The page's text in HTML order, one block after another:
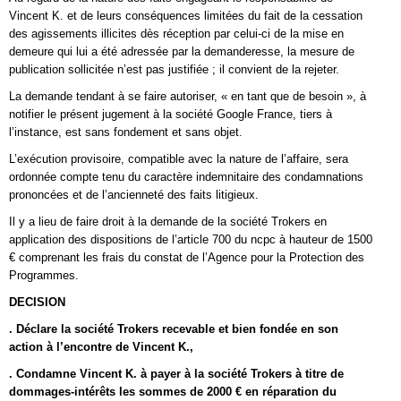
Vincent K. et de leurs conséquences limitées du fait de la cessation
des agissements illicites dès réception par celui-ci de la mise en
demeure qui lui a été adressée par la demanderesse, la mesure de
publication sollicitée n’est pas justifiée ; il convient de la rejeter.
La demande tendant à se faire autoriser, « en tant que de besoin », à
notifier le présent jugement à la société Google France, tiers à
l’instance, est sans fondement et sans objet.
L’exécution provisoire, compatible avec la nature de l’affaire, sera
ordonnée compte tenu du caractère indemnitaire des condamnations
prononcées et de l’ancienneté des faits litigieux.
Il y a lieu de faire droit à la demande de la société Trokers en
application des dispositions de l’article 700 du ncpc à hauteur de 1500
€ comprenant les frais du constat de l’Agence pour la Protection des
Programmes.
DECISION
. Déclare la société Trokers recevable et bien fondée en son
action à l’encontre de Vincent K.,
. Condamne Vincent K. à payer à la société Trokers à titre de
dommages-intérêts les sommes de 2000 € en réparation du